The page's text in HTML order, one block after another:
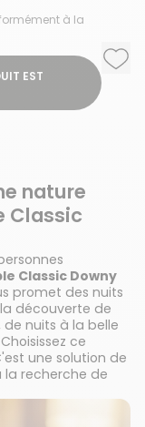
à la
EST
nature
Classic
Classic Downy
promet des nuits
découverte de
nuits à la belle
ce
une solution de
la recherche de